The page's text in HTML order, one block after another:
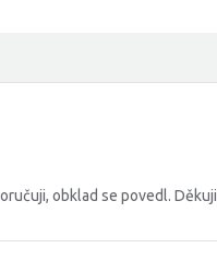
obklad se povedl. Děkuji